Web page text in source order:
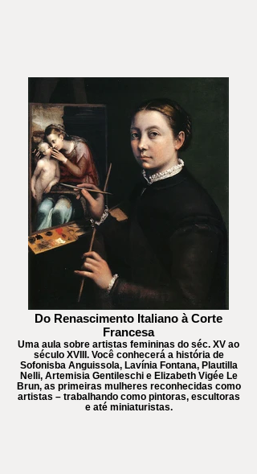
Do Renascimento Italiano à Corte
Francesa
Uma aula sobre artistas femininas do séc. XV ao
século XVIII. Você conhecerá a história de
Sofonisba Anguissola, Lavínia Fontana, Plautilla
Nelli, Artemisia Gentileschi e Elizabeth Vigée Le
Brun, as primeiras mulheres reconhecidas como
artistas – trabalhando como pintoras, escultoras
e até miniaturistas.